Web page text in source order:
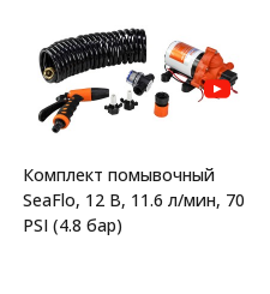
Комплект помывочный
SeaFlo, 12 В, 11.6 л/мин, 70
PSI (4.8 бар)